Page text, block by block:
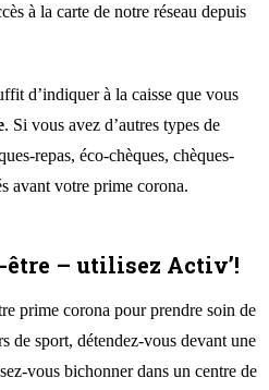
à la carte de notre réseau depuis
d’indiquer à la caisse que vous
. Si vous avez d’autres types de
repas, éco-chèques, chèques-
avant votre prime corona.
– utilisez Activ’!
prime corona pour prendre soin de
de sport, détendez-vous devant une
vous bichonner dans un centre de